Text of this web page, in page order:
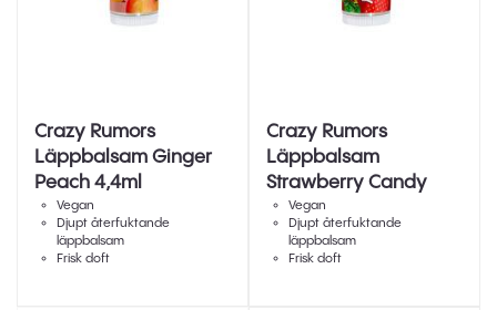
Crazy Rumors
Läppbalsam Ginger
Peach 4,4ml
Vegan
Djupt återfuktande
läppbalsam
Frisk doft
Crazy Rumors
Läppbalsam
Strawberry Candy
4,4ml
Vegan
Djupt återfuktande
läppbalsam
Frisk doft